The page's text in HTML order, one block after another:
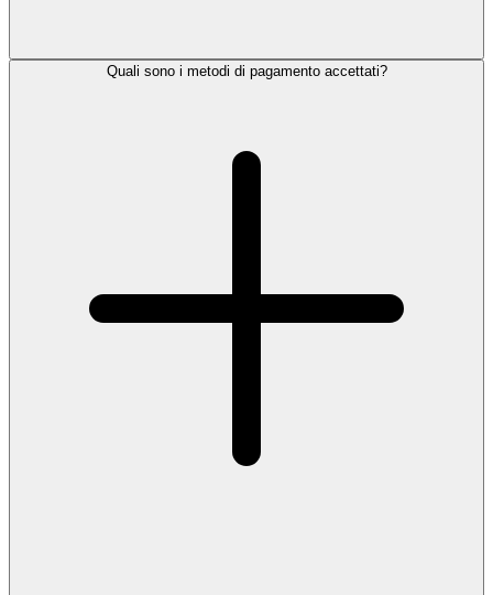
Quali sono i metodi di pagamento accettati?